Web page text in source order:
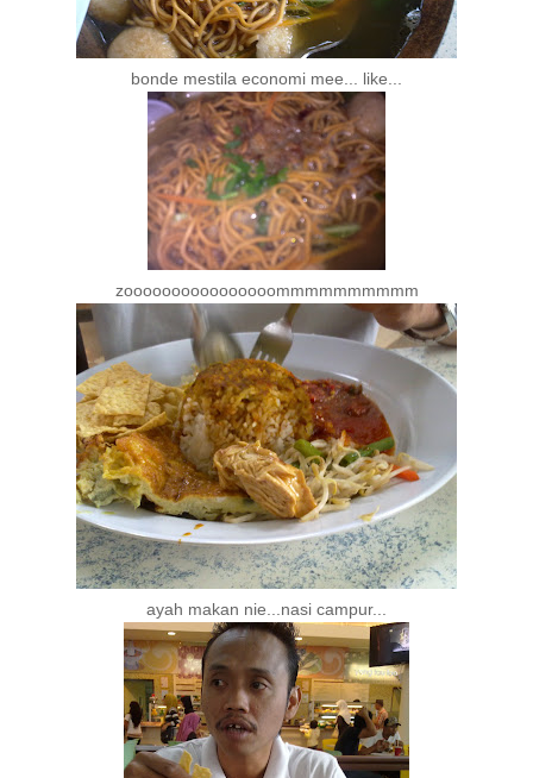
bonde mestila economi mee... like...
zoooooooooooooooommmmmmmmmm
ayah makan nie...nasi campur...